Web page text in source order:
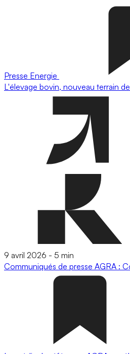
Presse Energie
L'élevage bovin, nouveau terrain
9 avril 2026 - 5 min
Communiqués de presse AGRA :